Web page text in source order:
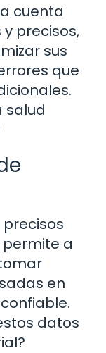
cuenta
precisos,
sus
que
salud
a
en
datos